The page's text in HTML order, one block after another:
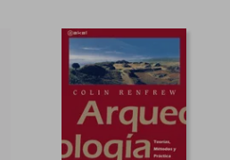
45%
dcto.